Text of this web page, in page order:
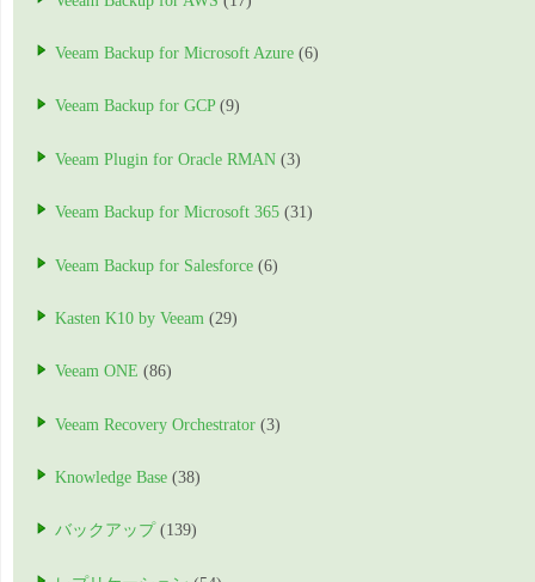
Veeam Backup for Microsoft Azure (6)
Veeam Backup for GCP(9)
Veeam Plugin for Oracle RMAN (3)
Veeam Backup for Microsoft 365 (31)
Veeam Backup for Salesforce (6)
Kasten K10 by Veeam (29)
Veeam ONE (86)
Veeam Recovery Orchestrator (3)
Knowledge Base (38)
バックアップ (139)